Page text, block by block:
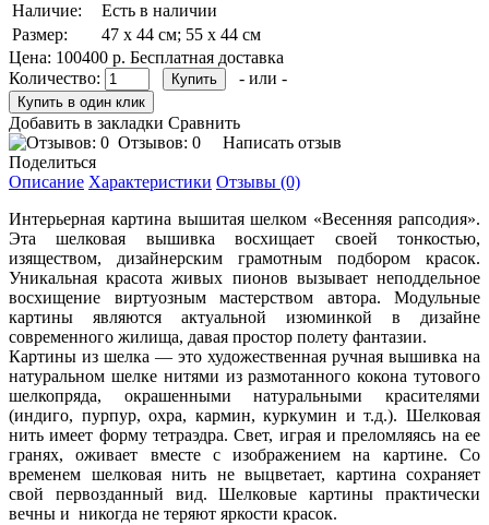
Наличие:
Есть в наличии
Размер:
47 х 44 см; 55 х 44 см
Цена: 100400 р. Бесплатная доставка
Количество:
- или -
Добавить в закладки Сравнить
Отзывов: 0
Написать отзыв
Поделиться
Описание Характеристики Отзывы (0)
Интерьерная картина вышитая шелком «Весенняя рапсодия».
Эта шелковая вышивка восхищает своей тонкостью,
изяществом, дизайнерским грамотным подбором красок.
Уникальная красота живых пионов вызывает неподдельное
восхищение виртуозным мастерством автора. Модульные
картины являются актуальной изюминкой в дизайне
современного жилища, давая простор полету фантазии.
Картины из шелка — это художественная ручная вышивка на
натуральном шелке нитями из размотанного кокона тутового
шелкопряда, окрашенными натуральными красителями
(индиго, пурпур, охра, кармин, куркумин и т.д.). Шелковая
нить имеет форму тетраэдра. Свет, играя и преломляясь на ее
гранях, оживает вместе с изображением на картине. Со
временем шелковая нить не выцветает, картина сохраняет
свой первозданный вид. Шелковые картины практически
вечны и никогда не теряют яркости красок.